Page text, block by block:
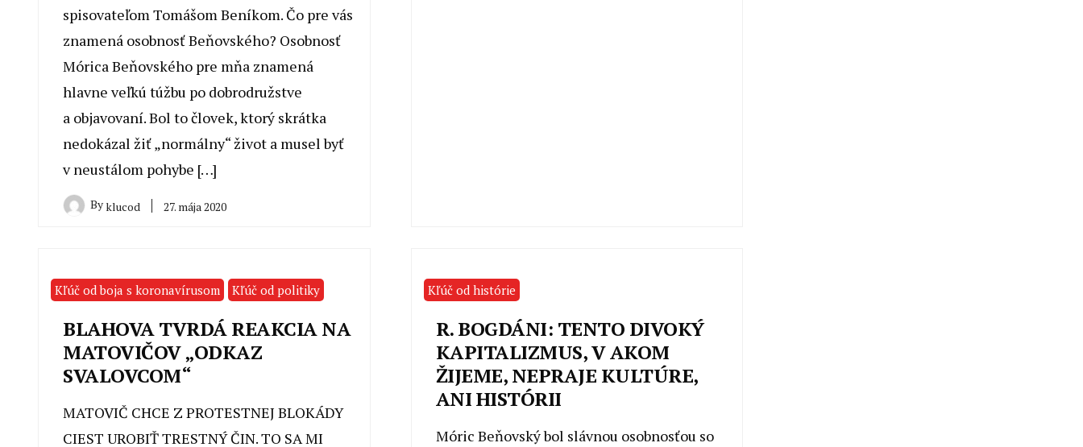
spisovateľom Tomášom Beníkom. Čo pre vás
znamená osobnosť Beňovského? Osobnosť
Mórica Beňovského pre mňa znamená
hlavne veľkú túžbu po dobrodružstve
a objavovaní. Bol to človek, ktorý skrátka
nedokázal žiť „normálny“ život a musel byť
v neustálom pohybe […]
Byklucod 27. mája 2020
Kľúč od boja s koronavírusom Kľúč od politiky
BLAHOVA TVRDÁ REAKCIA NA
MATOVIČOV „ODKAZ
SVALOVCOM“
MATOVIČ CHCE Z PROTESTNEJ BLOKÁDY
CIEST UROBIŤ TRESTNÝ ČIN. TO SA MI
Kľúč od histórie
R. BOGDÁNI: TENTO DIVOKÝ
KAPITALIZMUS, V AKOM
ŽIJEME, NEPRAJE KULTÚRE,
ANI HISTÓRII
Móric Beňovský bol slávnou osobnosťou so